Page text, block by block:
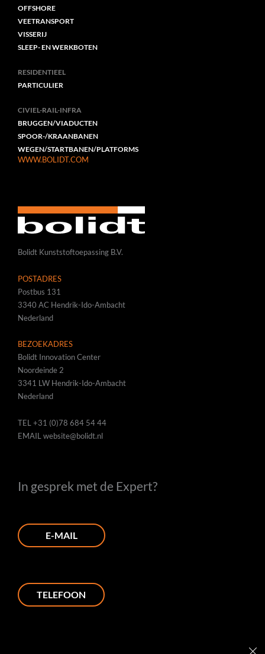
Bolidt Kunststoftoepassing B.V.
POSTADRES
Postbus 131
3340 AC Hendrik-Ido-Ambacht
Nederland
BEZOEKADRES
Bolidt Innovation Center
Noordeinde 2
3341 LW Hendrik-Ido-Ambacht
Nederland
TEL +31 (0)78 684 54 44
EMAIL website@bolidt.nl
In gesprek met de Expert?
E-MAIL
TELEFOON
OFFSHORE
VEETRANSPORT
VISSERIJ
SLEEP- EN WERKBOTEN
RESIDENTIEEL
PARTICULIER
CIVIEL-RAIL-INFRA
BRUGGEN/VIADUCTEN
SPOOR-/KRAANBANEN
WEGEN/STARTBANEN/PLATFORMS
WWW.BOLIDT.COM